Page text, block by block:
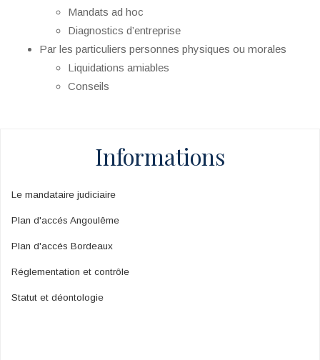
Mandats ad hoc
Diagnostics d’entreprise
Par les particuliers personnes physiques ou morales
Liquidations amiables
Conseils
Informations
Le mandataire judiciaire
Plan d'accés Angoulême
Plan d'accés Bordeaux
Réglementation et contrôle
Statut et déontologie